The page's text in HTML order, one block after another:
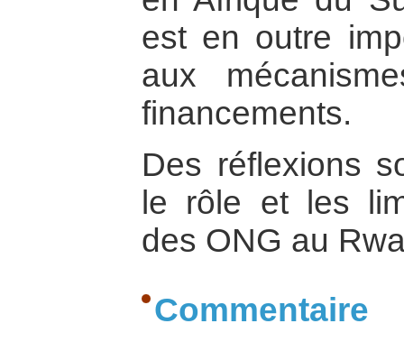
est en outre
aux
financements.
Des réflexions
le rôle et les
des ONG au
Commentaire